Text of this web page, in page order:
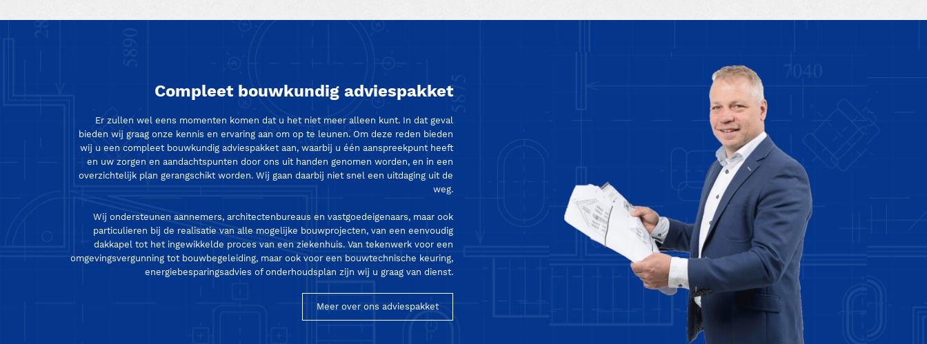
Compleet bouwkundig adviespakket
Er zullen wel eens momenten komen dat u het niet meer alleen kunt. In dat geval
bieden wij graag onze kennis en ervaring aan om op te leunen. Om deze reden bieden
wij u een compleet bouwkundig adviespakket aan, waarbij u één aanspreekpunt heeft
en uw zorgen en aandachtspunten door ons uit handen genomen worden, en in een
overzichtelijk plan gerangschikt worden. Wij gaan daarbij niet snel een uitdaging uit de
weg.
Wij ondersteunen aannemers, architectenbureaus en vastgoedeigenaars, maar ook
particulieren bij de realisatie van alle mogelijke bouwprojecten, van een eenvoudig
dakkapel tot het ingewikkelde proces van een ziekenhuis. Van tekenwerk voor een
omgevingsvergunning tot bouwbegeleiding, maar ook voor een bouwtechnische keuring,
energiebesparingsadvies of onderhoudsplan zijn wij u graag van dienst.
Meer over ons adviespakket